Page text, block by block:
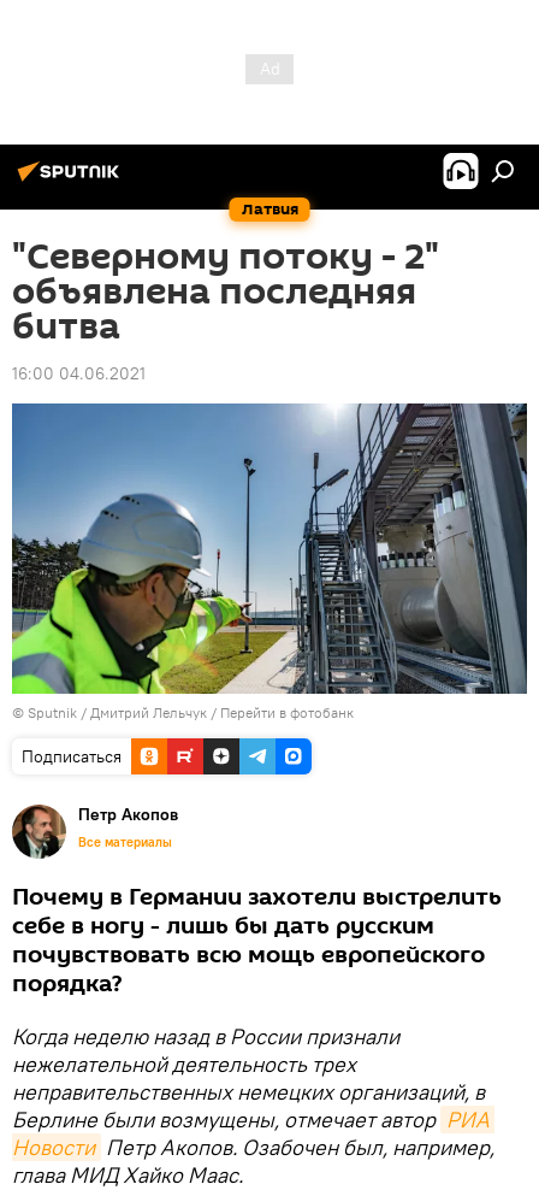
Латвия
"Северному потоку - 2"
объявлена последняя
битва
16:00 04.06.2021
© Sputnik / Дмитрий Лельчук / Перейти в фотобанк
Подписаться
Петр Акопов
Все материалы
Почему в Германии захотели выстрелить
себе в ногу - лишь бы дать русским
почувствовать всю мощь европейского
порядка?
Когда неделю назад в России признали
нежелательной деятельность трех
неправительственных немецких организаций, в
Берлине были возмущены, отмечает автор РИА
Новости Петр Акопов. Озабочен был, например,
глава МИД Хайко Маас.